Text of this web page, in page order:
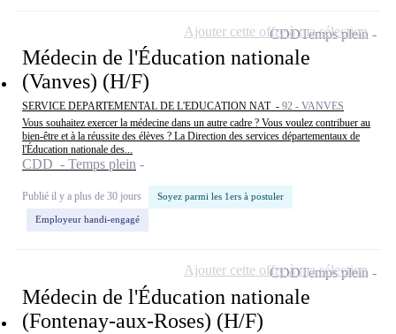
Médecin de l'Éducation nationale
(Vanves) (H/F)
SERVICE DEPARTEMENTAL DE L'EDUCATION NAT - 92 - VANVES
Vous souhaitez exercer la médecine dans un autre cadre ? Vous voulez contribuer au
bien-être et à la réussite des élèves ? La Direction des services départementaux de
l'Éducation nationale des...
CDD - Temps plein
Publié il y a plus de 30 jours Soyez parmi les 1ers à postuler
Employeur handi-engagé
CDDTemps plein
Ajouter cette offre à ma sélection
Médecin de l'Éducation nationale
(Fontenay-aux-Roses) (H/F)
CDDTemps plein
Ajouter cette offre à ma sélection